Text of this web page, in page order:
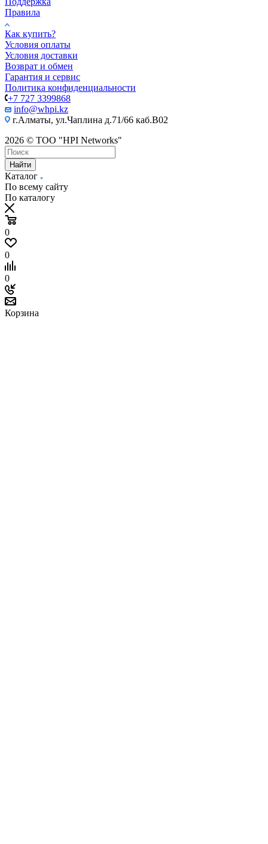
Правила
Как купить?
Условия оплаты
Условия доставки
Возврат и обмен
Гарантия и сервис
Политика конфиденциальности
+7 727 3399868
info@whpi.kz
г.Алматы, ул.Чаплина д.71/66 каб.B02
2026 © ТОО "HPI Networks"
Найти
Каталог
По всему сайту
По каталогу
0
0
0
Корзина